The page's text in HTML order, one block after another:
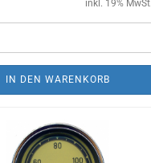
inkl. 19%
IN DEN WARENKORB